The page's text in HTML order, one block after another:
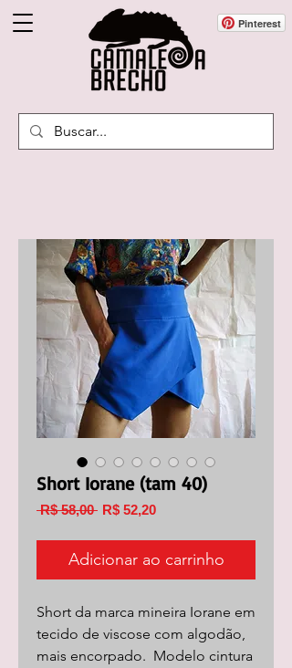
Pinterest
Short Iorane (tam 40)
R$ 58,00 Preço
R$ 52,20Preço
Adicionar ao carrinho
Short da marca mineira Iorane em
tecido de viscose com algodão,
mais encorpado. Modelo cintura